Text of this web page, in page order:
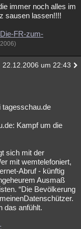
immer noch alles im
sausen lassen!!!!
FR-zum-
22.12.2006 um 22:43
tagesschau.de
Kampf um die
sich mit der
mit wemtelefoniert,
Abruf - künftig
Ausmaß
“Die Bevölkerung
das anfühlt.